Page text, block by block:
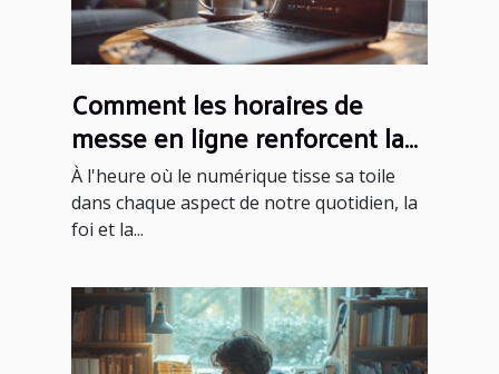
Comment les horaires de
messe en ligne renforcent la
foi communautaire
À l'heure où le numérique tisse sa toile
dans chaque aspect de notre quotidien, la
foi et la...